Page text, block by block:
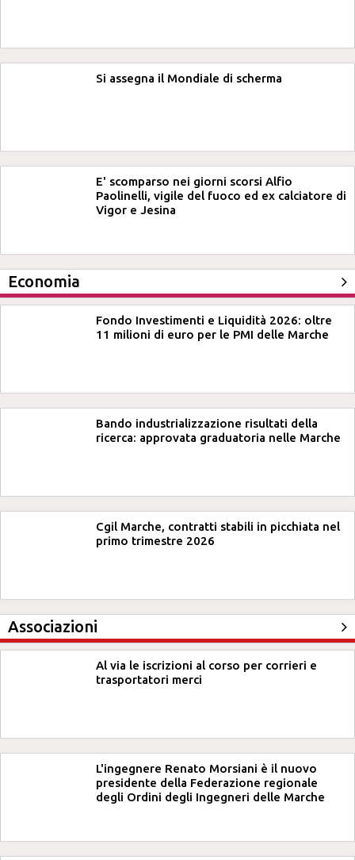
Si assegna il Mondiale di scherma
E' scomparso nei giorni scorsi Alfio
Paolinelli, vigile del fuoco ed ex calciatore di
Vigor e Jesina
Economia
Fondo Investimenti e Liquidità 2026: oltre
11 milioni di euro per le PMI delle Marche
Bando industrializzazione risultati della
ricerca: approvata graduatoria nelle Marche
Cgil Marche, contratti stabili in picchiata nel
primo trimestre 2026
Associazioni
Al via le iscrizioni al corso per corrieri e
trasportatori merci
L'ingegnere Renato Morsiani è il nuovo
presidente della Federazione regionale
degli Ordini degli Ingegneri delle Marche